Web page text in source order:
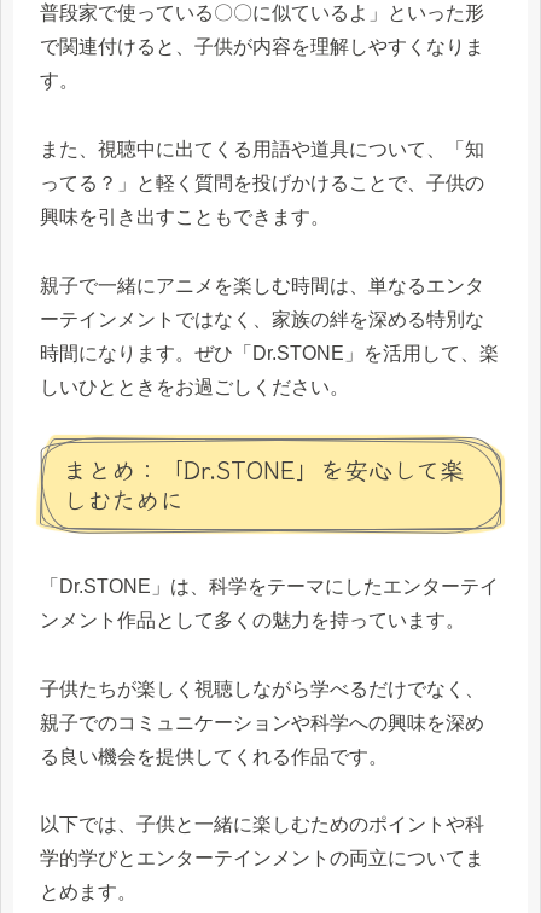
普段家で使っている〇〇に似ているよ」といった形
で関連付けると、子供が内容を理解しやすくなりま
す。
また、視聴中に出てくる用語や道具について、「知
ってる？」と軽く質問を投げかけることで、子供の
興味を引き出すこともできます。
親子で一緒にアニメを楽しむ時間は、単なるエンタ
ーテインメントではなく、家族の絆を深める特別な
時間になります。ぜひ「Dr.STONE」を活用して、楽
しいひとときをお過ごしください。
まとめ：「Dr.STONE」を安心して楽
しむために
「Dr.STONE」は、科学をテーマにしたエンターテイ
ンメント作品として多くの魅力を持っています。
子供たちが楽しく視聴しながら学べるだけでなく、
親子でのコミュニケーションや科学への興味を深め
る良い機会を提供してくれる作品です。
以下では、子供と一緒に楽しむためのポイントや科
学的学びとエンターテインメントの両立についてま
とめます。